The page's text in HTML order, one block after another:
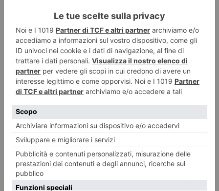
Calciomercato, Torino e Juventus: le ultime novità!
Il calciomercato entra nella sua fase più calda. Torino e Juventus hanno
già effettuato diversi movimenti,